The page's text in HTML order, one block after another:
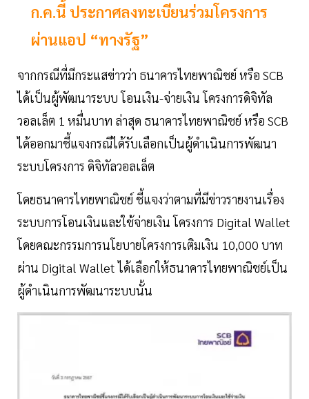
ก.ค.นี้ ประกาศลงทะเบียนร่วมโครงการ
ผ่านแอป “ทางรัฐ”
จากกรณีที่มีกระแสข่าวว่า ธนาคารไทยพาณิชย์ หรือ SCB
ได้เป็นผู้พัฒนาระบบ โอนเงิน-จ่ายเงิน โครงการดิจิทัล
วอลเล็ต 1 หมื่นบาท ล่าสุด ธนาคารไทยพาณิชย์ หรือ SCB
ได้ออกมาชี้แจงกรณีได้รับเลือกเป็นผู้ดำเนินการพัฒนา
ระบบโครงการ ดิจิทัลวอลเล็ต
โดยธนาคารไทยพาณิชย์ ชี้แจงว่าตามที่มีข่าวรายงานเรื่อง
ระบบการโอนเงินและใช้จ่ายเงิน โครงการ Digital Wallet
โดยคณะกรรมการนโยบายโครงการเติมเงิน 10,000 บาท
ผ่าน Digital Wallet ได้เลือกให้ธนาคารไทยพาณิชย์เป็น
ผู้ดำเนินการพัฒนาระบบนั้น